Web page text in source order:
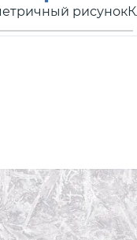
рисунок